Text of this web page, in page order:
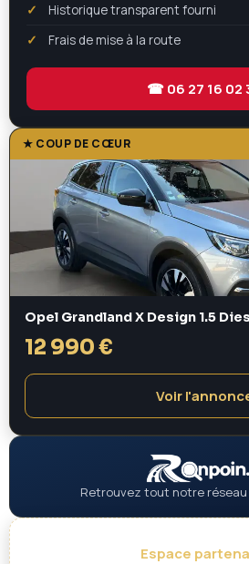
Historique transparent fourni
Frais de mise à la route
☎ 06 27 16 02
★ COUP DE CŒUR
Opel Grandland X Design 1.5
12 990 €
Voir
Retrouvez tout notre réseau
Espace